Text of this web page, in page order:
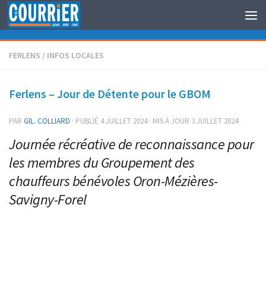
Au dessous du contenu
FERLENS / INFOS LOCALES
Ferlens – Jour de Détente pour le GBOM
PAR GIL. COLLIARD · PUBLIÉ 4 JUILLET 2024· MIS À JOUR 3 JUILLET 2024
Journée récréative de reconnaissance pour
les membres du Groupement des
chauffeurs bénévoles Oron-Mézières-
Savigny-Forel